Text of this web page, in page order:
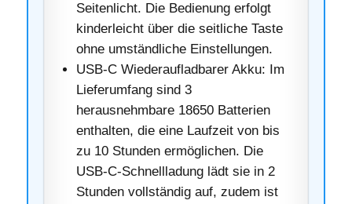
Seitenlicht. Die Bedienung erfolgt
kinderleicht über die seitliche Taste
ohne umständliche Einstellungen.
USB-C Wiederaufladbarer Akku: Im
Lieferumfang sind 3
herausnehmbare 18650 Batterien
enthalten, die eine Laufzeit von bis
zu 10 Stunden ermöglichen. Die
USB-C-Schnellladung lädt sie in 2
Stunden vollständig auf, zudem ist